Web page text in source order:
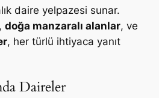
daire yelpazesi sunar.
,doğa manzaralı alanlar, ve
, her türlü ihtiyaca yanıt
Daireler